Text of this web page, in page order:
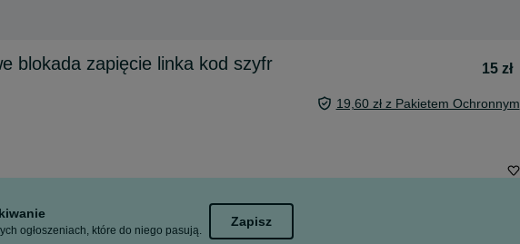
blokada zapięcie linka kod szyfr
15 zł
19,60 zł z Pakietem Ochronnym
ogłoszeniach, które do niego pasują.
Zapisz